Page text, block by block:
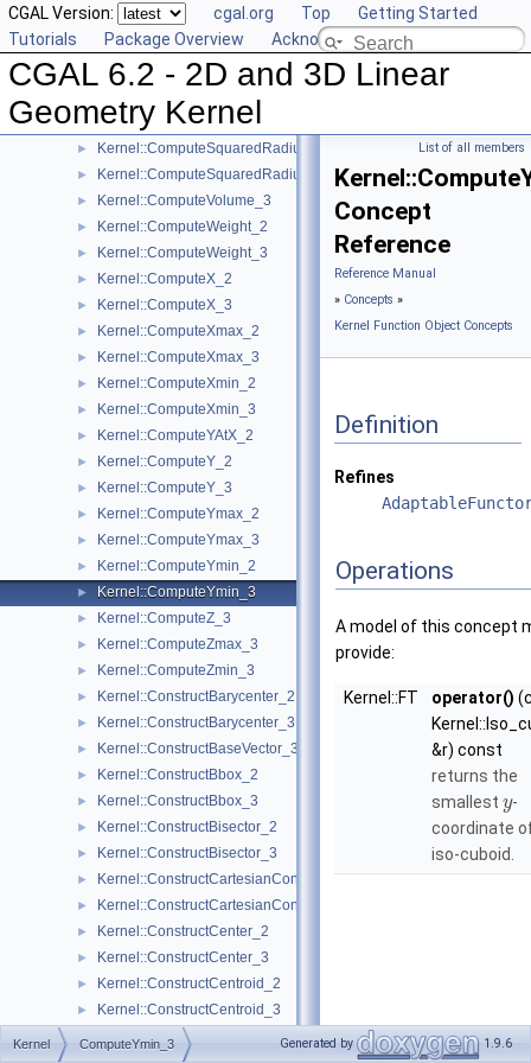
CGAL Version: cgal.org Top
Getting Started
Tutorials
Package Overview Acknowledging CGAL
CGAL 6.2 - 2D and 3D Linear
Geometry Kernel
► Kernel::ComputeSquaredLengthDividedByPiSquare_3
Kernel::ComputeSquaredLength_2
Kernel::ComputeSquaredLength_3
Kernel::ComputeSquaredRadius_2
► Kernel::ComputeSquaredRadius_3
► Kernel::ComputeSquaredRadiusSmallestOrthogonalCircle_2
► Kernel::ComputeSquaredRadiusSmallestOrthogonalSphere_3
► Kernel::ComputeVolume_3
► Kernel::ComputeWeight_2
► Kernel::ComputeWeight_3
► Kernel::ComputeX_2
► Kernel::ComputeX_3
► Kernel::ComputeXmax_2
► Kernel::ComputeXmax_3
► Kernel::ComputeXmin_2
► Kernel::ComputeXmin_3
► Kernel::ComputeYAtX_2
► Kernel::ComputeY_2
► Kernel::ComputeY_3
► Kernel::ComputeYmax_2
► Kernel::ComputeYmax_3
► Kernel::ComputeYmin_2
► Kernel::ComputeYmin_3
► Kernel::ComputeZ_3
► Kernel::ComputeZmax_3
► Kernel::ComputeZmin_3
► Kernel::ConstructBarycenter_2
► Kernel::ConstructBarycenter_3
► Kernel::ConstructBaseVector_3
► Kernel::ConstructBbox_2
► Kernel::ConstructBbox_3
► Kernel::ConstructBisector_2
► Kernel::ConstructBisector_3
► Kernel::ConstructCartesianConstIterator_2
► Kernel::ConstructCartesianConstIterator_3
► Kernel::ConstructCenter_2
► Kernel::ConstructCenter_3
► Kernel::ConstructCentroid_2
► Kernel::ConstructCentroid_3
► Kernel::ConstructCircle_2
List of all members
Concept
Reference
Reference Manual
» Concepts »
Kernel Function Object Concepts
Definition
Refines
Operations
A model of this concept
provide:
Kernel::FT operator()
&r) const
returns the
smallest y-
coordinate
iso-cuboid.
Kernel ComputeYmin_3 Generated by 1.9.6